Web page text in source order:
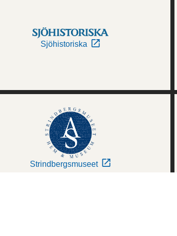
Sjöhistoriska
Strindbergsmuseet